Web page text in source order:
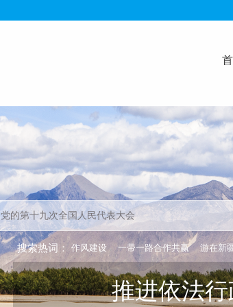
搜索热词： 作风建设 一带一路合作共赢 游在新
推进依法